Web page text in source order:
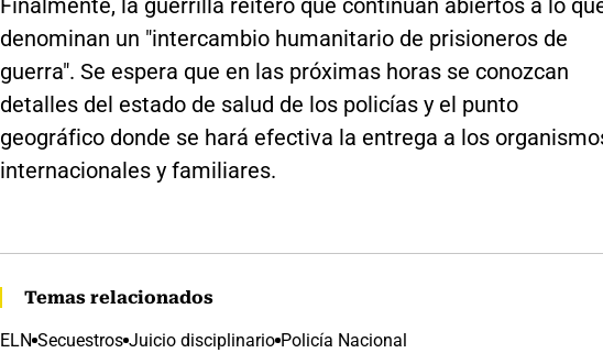
Finalmente, la guerrilla reiteró que continúan abiertos a lo
denominan un "intercambio humanitario de prisioneros de
guerra". Se espera que en las próximas horas se conozcan
detalles del estado de salud de los policías y el punto
geográfico donde se hará efectiva la entrega a los
internacionales y familiares.
Temas relacionados
ELN Secuestros Juicio disciplinario Policía Nacional